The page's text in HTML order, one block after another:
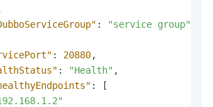
:
"service group"
: 20880,
: "Health" ,
:
[